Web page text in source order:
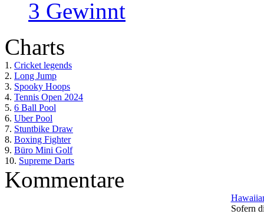
3 Gewinnt
Charts
1. Cricket legends
2. Long Jump
3. Spooky Hoops
4. Tennis Open 2024
5. 6 Ball Pool
6. Uber Pool
7. Stuntbike Draw
8. Boxing Fighter
9. Büro Mini Golf
10. Supreme Darts
Kommentare
Sofern